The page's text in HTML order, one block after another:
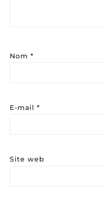
Nom *
E-mail *
Site web